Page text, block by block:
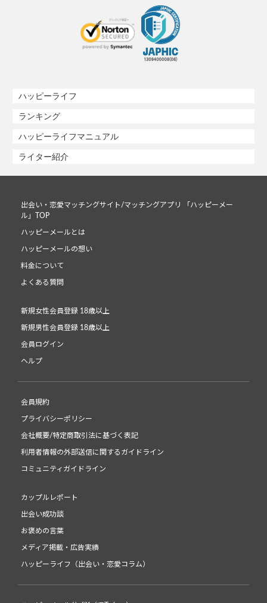
ハッピーライフ
ランキング
ハッピーライフマニュアル
ライター紹介
出会い・恋愛マッチングサイト/マッチングアプリ 「ハッピーメー
ル」TOP
ハッピーメールとは
ハッピーメールの想い
料金について
よくある質問
新規女性会員登録 18歳以上
新規男性会員登録 18歳以上
会員ログイン
ヘルプ
会員規約
プライバシーポリシー
会社概要/特定商取引法に基づく表記
利用者情報の外部送信に関するガイドライン
コミュニティガイドライン
カップルレポート
出会い成功談
お褒めの言葉
メディア掲載・広告実績
ハッピーライフ（出会い・恋愛コラム）